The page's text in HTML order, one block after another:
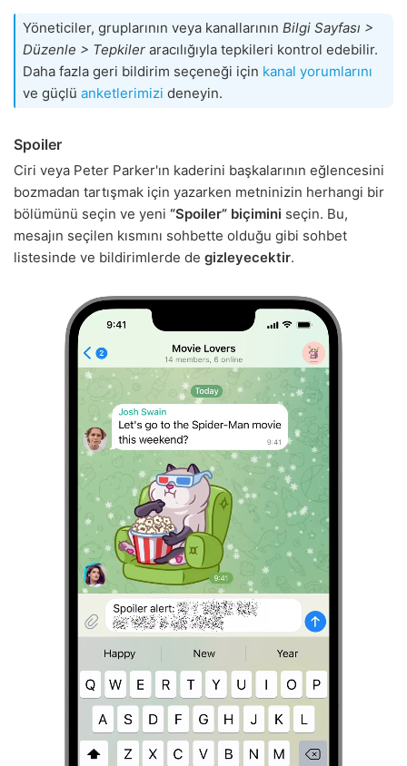
Yöneticiler, gruplarının veya kanallarının Bilgi Sayfası >
Düzenle > Tepkiler aracılığıyla tepkileri kontrol edebilir.
Daha fazla geri bildirim seçeneği için kanal yorumlarını
ve güçlü anketlerimizi deneyin.
Spoiler
Ciri veya Peter Parker'ın kaderini başkalarının eğlencesini
bozmadan tartışmak için yazarken metninizin herhangi bir
bölümünü seçin ve yeni “Spoiler” biçimini seçin. Bu,
mesajın seçilen kısmını sohbette olduğu gibi sohbet
listesinde ve bildirimlerde de gizleyecektir.